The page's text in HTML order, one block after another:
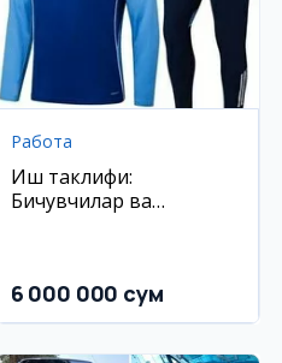
Работа
Иш таклифи:
Бичувчилар ва
6 000 000 сум